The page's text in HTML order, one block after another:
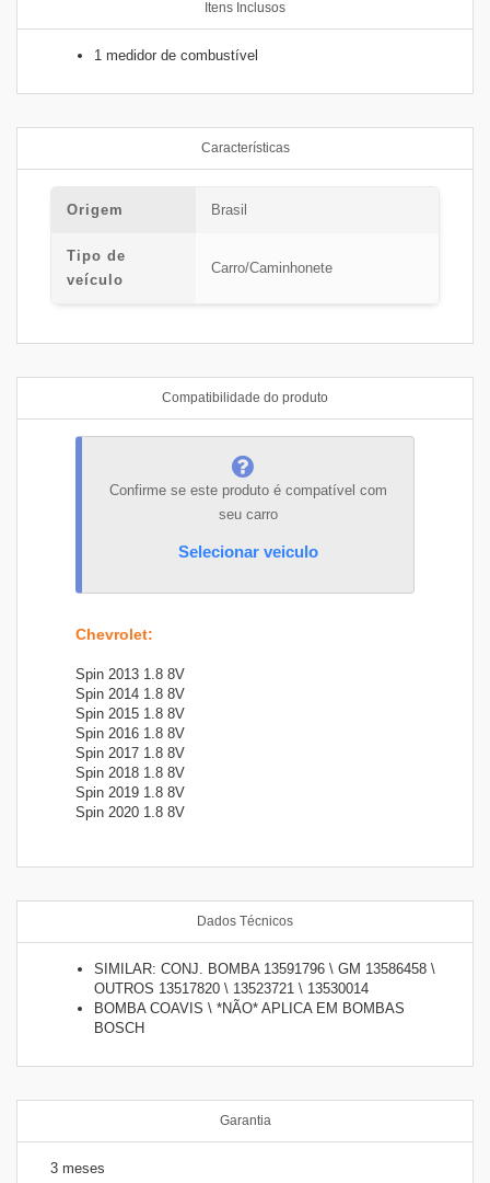
Itens Inclusos
1 medidor de combustível
Características
Origem Brasil
Tipo de
veículo
Carro/Caminhonete
Compatibilidade do produto
Confirme se este produto é compatível com
seu carro
Selecionar veiculo
Chevrolet:
Spin 2013 1.8 8V
Spin 2014 1.8 8V
Spin 2015 1.8 8V
Spin 2016 1.8 8V
Spin 2017 1.8 8V
Spin 2018 1.8 8V
Spin 2019 1.8 8V
Spin 2020 1.8 8V
Dados Técnicos
SIMILAR: CONJ. BOMBA 13591796 \ GM 13586458 \
OUTROS 13517820 \ 13523721 \ 13530014
BOMBA COAVIS \ *NÃO* APLICA EM BOMBAS
BOSCH
Garantia
3 meses